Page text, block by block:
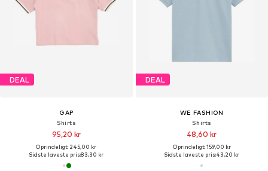
DEAL
GAP
Shirts
95,20 kr
Oprindeligt: 245,00 kr
Sidste laveste pris:83,30 kr
DEAL
WE FASHION
Shirts
48,60 kr
Oprindeligt: 159,00 kr
Sidste laveste pris:43,20 kr